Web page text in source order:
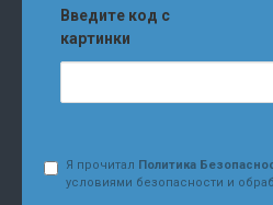
Введите код с
картинки
Я прочитал Политика
условиями безопасности и